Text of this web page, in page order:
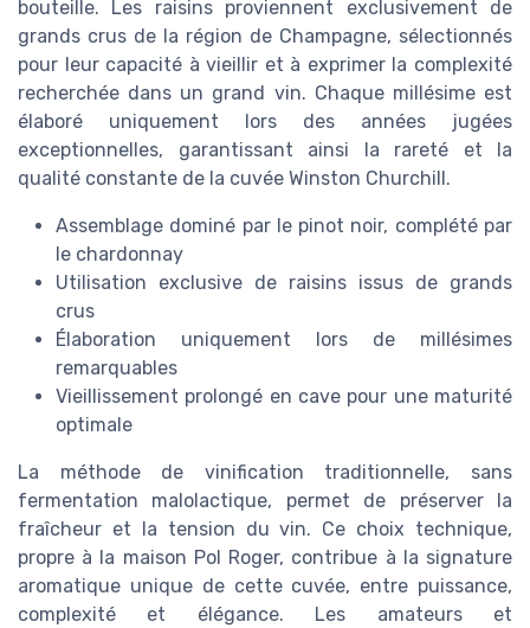
bouteille. Les raisins proviennent exclusivement de
grands crus de la région de Champagne, sélectionnés
pour leur capacité à vieillir et à exprimer la complexité
recherchée dans un grand vin. Chaque millésime est
élaboré uniquement lors des années jugées
exceptionnelles, garantissant ainsi la rareté et la
qualité constante de la cuvée Winston Churchill.
Assemblage dominé par le pinot noir, complété par
le chardonnay
Utilisation exclusive de raisins issus de grands
crus
Élaboration uniquement lors de millésimes
remarquables
Vieillissement prolongé en cave pour une maturité
optimale
La méthode de vinification traditionnelle, sans
fermentation malolactique, permet de préserver la
fraîcheur et la tension du vin. Ce choix technique,
propre à la maison Pol Roger, contribue à la signature
aromatique unique de cette cuvée, entre puissance,
complexité et élégance. Les amateurs et